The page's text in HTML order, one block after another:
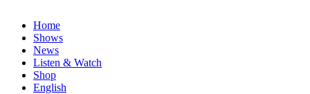
Home
Shows
News
Listen & Watch
Shop
English